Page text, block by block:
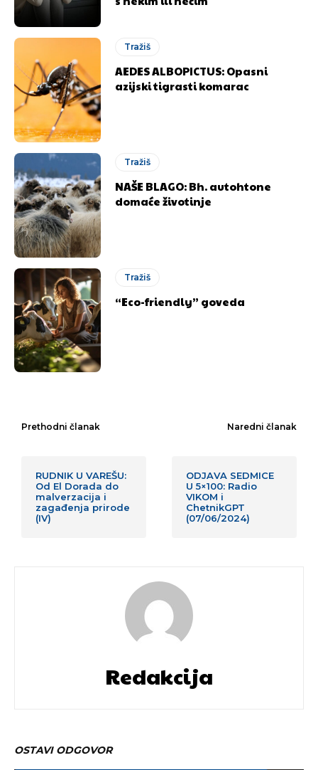
Tražiš
AEDES ALBOPICTUS: Opasni
azijski tigrasti komarac
Tražiš
NAŠE BLAGO: Bh. autohtone
domaće životinje
Tražiš
“Eco-friendly” goveda
Prethodni članak
RUDNIK U VAREŠU:
Od El Dorada do
malverzacija i
zagađenja prirode
(IV)
Naredni članak
ODJAVA SEDMICE
U 5×100: Radio
VIKOM i
ChetnikGPT
(07/06/2024)
Redakcija
OSTAVI ODGOVOR